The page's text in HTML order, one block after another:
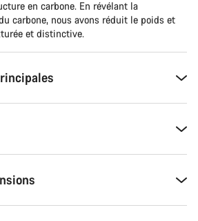
en carbone. En révélant la
carbone, nous avons réduit le poids et
et distinctive.